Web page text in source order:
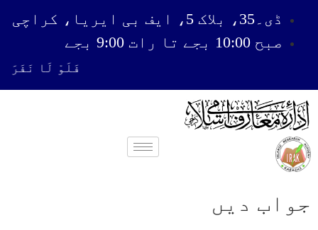
ڈی۔35، بلاک 5، ایف بی ایریا، کراچی
صبح 10:00 بجے تا رات 9:00 بجے
فَلَوْ لَا نَفَرَ
جواب دیں